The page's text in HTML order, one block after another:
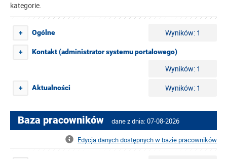
kategorie.
+ Ogólne Wyników: 1
+ Kontakt (administrator systemu portalowego)
Wyników: 1
+ Aktualności Wyników: 1
Baza pracowników dane z dnia: 07-08-2026
Edycja danych dostępnych w bazie pracowników